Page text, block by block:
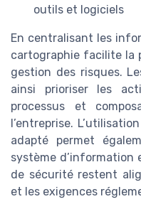
outils et logiciels
En centralisant les
cartographie facilite la
gestion des risques.
ainsi prioriser les
processus et
l’entreprise.
adapté permet
système d’information
de sécurité restent
et les exigences